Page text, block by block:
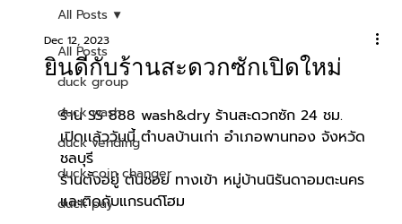
All Posts
duck group
duck wash
duck vending
duck coin changer
duck pay
All Posts
ยินดีกับร้านสะดวกซักเปิดใหม่
Dec 12, 2023
ร้าน SS 888 wash&dry ร้านสะดวกซัก 24 ชม.
เปิดเเล้ววันนี้ ตำบลบ้านเก่า อำเภอพานทอง จังหวัด
ชลบุรี
ร้านตั้งอยู่ ต้นซอย ทางเข้า หมู่บ้านนิรันดาอมตะนคร
และติดกับแกรนด์โฮม